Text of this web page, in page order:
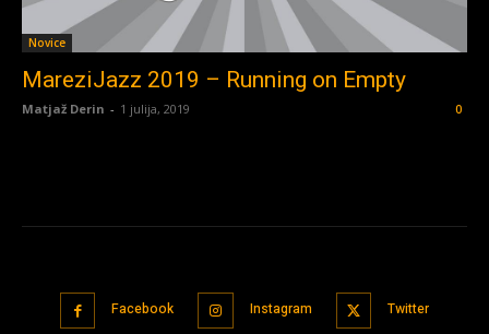
Novice
MareziJazz 2019 – Running on Empty
Matjaž Derin - 1 julija, 2019 0
Facebook Instagram Twitter